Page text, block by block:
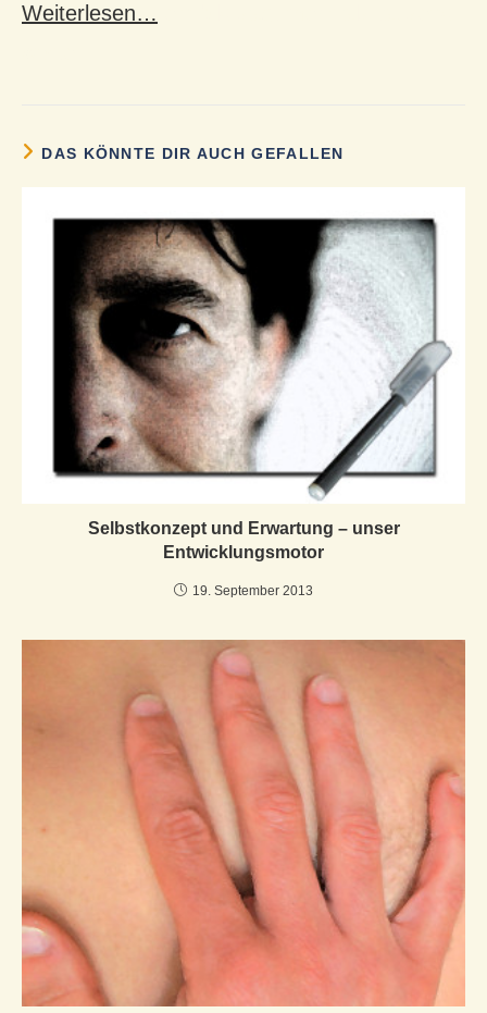
Weiterlesen…
DAS KÖNNTE DIR AUCH GEFALLEN
Selbstkonzept und Erwartung – unser
Entwicklungsmotor
19. September 2013